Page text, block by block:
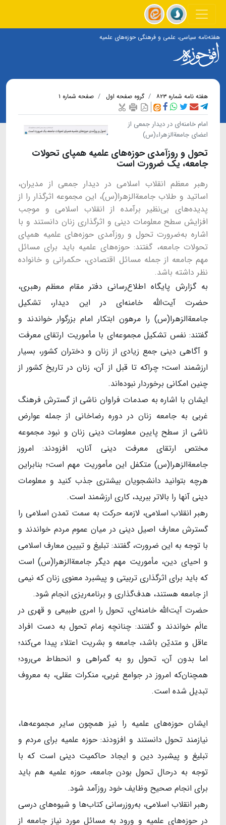
هفته‌نامه سیاسی، علمی و فرهنگی حوزه‌های علمیه
هفته نامه شماره ۸۲۳ گروه صفحه اول صفحه شماره ۱
امام خامنه‌ای در دیدار جمعی از
اعضای جامعةالزهراء(س)
تحول و روزآمدی حوزه‌های علمیه همپای تحولات
جامعه، یک ضرورت است
رهبر معظم انقلاب اسلامی در دیدار جمعی از مدیران،
اساتید و طلاب جامعةالزهرا(س)، این مجموعه اثرگذار را از
پدیده‌های بی‌نظیر برآمده از انقلاب اسلامی و موجب
افزایش سطح معلومات دینی و اثرگذاری زنان دانستند و با
اشاره به‌ضرورت تحول و روزآمدی حوزه‌های علمیه همپای
تحولات جامعه، گفتند: حوزه‌های علمیه باید برای مسائل
مهم جامعه از جمله مسائل اقتصادی، حکمرانی و خانواده
نظر داشته باشد.
به گزارش پایگاه اطلاع‌رسانی دفتر مقام معظم رهبری،
حضرت آیت‌الله خامنه‌ای در این دیدار، تشکیل
جامعة‌الزهرا(س) را مرهون ابتکار امام بزرگوار خواندند و
گفتند: نفس تشکیل مجموعه‌ای با مأموریت ارتقای معرفت
و آگاهی دینی جمع زیادی از زنان و دختران کشور، بسیار
ارزشمند است؛ چراکه تا قبل از آن، زنان در تاریخ کشور از
چنین امکانی برخوردار نبوده‌اند.
ایشان با اشاره به صدمات فراوان ناشی از گسترش فرهنگ
غربی به جامعه زنان در دوره رضاخانی از جمله عوارض
ناشی از سطح پایین معلومات دینی زنان و نبود مجموعه
مختص ارتقای معرفت دینی آنان، افزودند: امروز
جامعةالزهرا(س) متکفل این مأموریت مهم است؛ بنابراین
هرچه بتوانید دانشجویان بیشتری جذب کنید و معلومات
دینی آنها را بالاتر ببرید، کاری ارزشمند است.
رهبر انقلاب اسلامی، لازمه حرکت به سمت تمدن اسلامی را
گسترش معارف اصیل دینی در میان عموم مردم خواندند و
با توجه به این ضرورت، گفتند: تبلیغ و تبیین معارف اسلامی
و احیای دین، مأموریت مهم دیگر جامعةالزهرا(س) است
که باید برای اثرگذاری تربیتی و پیشبرد معنوی زنان که نیمی
از جامعه هستند، هدف‌گذاری و برنامه‌ریزی انجام شود.
حضرت آیت‌الله خامنه‌ای، تحول را امری طبیعی و قهری در
عالَم خواندند و گفتند: چنانچه زمام تحول به دست افراد
عاقل و متدیّن باشد، جامعه و بشریت اعتلاء پیدا می‌کند؛
اما بدون آن، تحول رو به گمراهی و انحطاط می‌رود؛
همچنان‌که امروز در جوامع غربی، منکرات عقلی، به معروف
تبدیل شده است.
ایشان حوزه‌های علمیه را نیز همچون سایر مجموعه‌ها،
نیازمند تحول دانستند و افزودند: حوزه علمیه برای مردم و
تبلیغ و پیشبرد دین و ایجاد حاکمیت دینی است که با
توجه به درحال تحول بودن جامعه، حوزه علمیه هم باید
برای انجام صحیح وظایف خود روزآمد شود.
رهبر انقلاب اسلامی، به‌روزرسانی کتاب‌ها و شیوه‌های درسی
در حوزه‌های علمیه و ورود به مسائل مورد نیاز جامعه از